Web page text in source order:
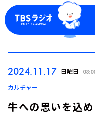
2024.11.17 日曜日
カルチャー
牛への思いを込